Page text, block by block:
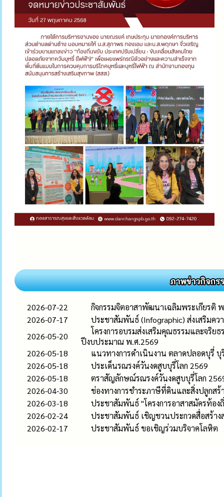
2026-07-22
กิจกรรมจิตอาสาพัฒนาเฉลิมพระเกียรติ
2026-07-17
ประชาสัมพันธ์ (Infographic) ส่งเสริมค
2026-05-20
โครงการอบรมส่งเสริมคุณธรรมและจริย
ปีงบประมาณ พ.ศ.2569
2026-05-18
แนวทางการดำเนินงาน ตลาดปลอดบุรี่
2026-05-18
ประเด็นรณรงค์วันงดสูบบุรี่โลก 2569
2026-05-18
ตราสัญลักษณ์รณรงค์วันงดสูบบุรี่โลก
2026-04-30
ช่องทางการชำระภาษีที่ดินและสิ่งปลูกสร้
2026-03-18
ประชาสัมพันธ์ "โครงการอาสาสมัครท้อง
2026-02-24
ประชาสัมพันธ์ เชิญชวนประกวดสื่อสร้า
2026-02-17
ประชาสัมพันธ์ ขอเชิญร่วมบริจาคโลหิต